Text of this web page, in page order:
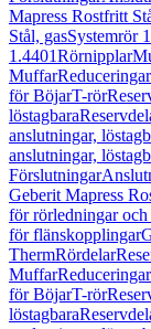
Mapress Rostfritt
Stål, gasSystemrör
1.4401Rörnipplar
MuffarReduceringar
för BöjarT-rör
löstagbara
anslutningar,
anslutningar,
Förslutningar
Geberit Mapress
för rörledningar och
för flänskopplingar
ThermRördelar
MuffarReduceringar
för BöjarT-rör
löstagbara